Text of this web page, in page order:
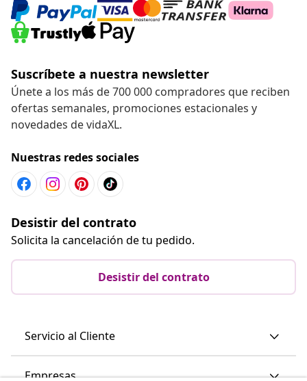
Suscríbete a nuestra newsletter
Únete a los más de 700 000 compradores que reciben
ofertas semanales, promociones estacionales y
novedades de vidaXL.
Nuestras redes sociales
Desistir del contrato
Solicita la cancelación de tu pedido.
Desistir del contrato
Servicio al Cliente
Empresas